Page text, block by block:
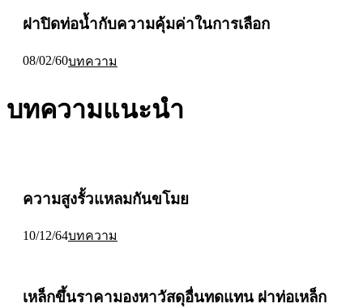
ฝาปิดท่อน้ำกับความคุ้มค่าในการเลือก
08/02/60บทความ
บทความแนะนำ
ความสูงรั้วแหลมกันขโมย
10/12/64บทความ
เหล็กขึ้นราคามองหาวัสดุอื่นทดแทน ฝาท่อเหล็ก